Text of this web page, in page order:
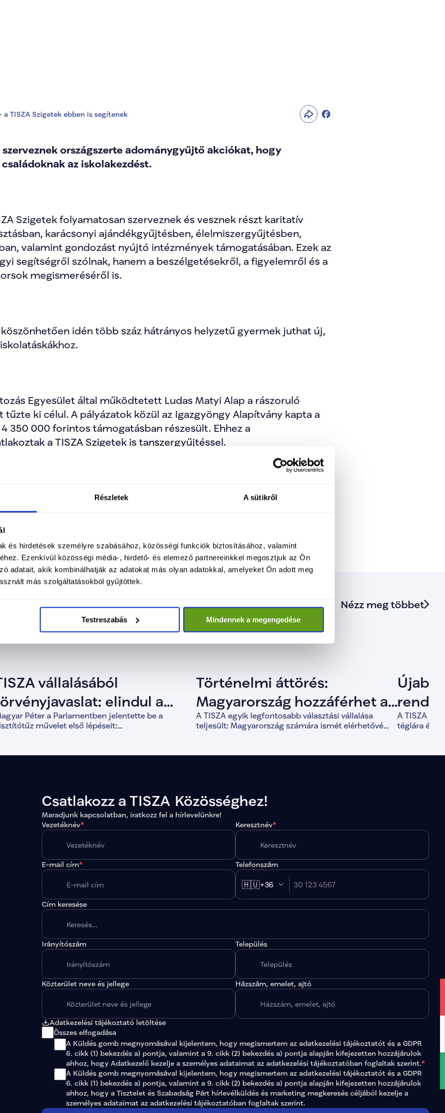
Részletek A sütikről
és hirdetések személyre szabásához, közösségi funkciók biztosításához, valamint
Ezenkívül közösségi média-, hirdető- és elemező partnereinkkel megosztjuk az Ön
adatait, akik kombinálhatják az adatokat más olyan adatokkal, amelyeket Ön adott meg
más szolgáltatásokból gyűjtöttek.
Testreszabás Mindennek a megengedése
TISZA Szigetek ebben is segítenek
szerveznek országszerte adománygyűjtő akciókat, hogy
az iskolakezdést.
Szigetek folyamatosan szerveznek és vesznek részt karitatív
karácsonyi ajándékgyűjtésben, élelmiszergyűjtésben,
valamint gondozást nyújtó intézmények támogatásában. Ezek az
segítségről szólnak, hanem a beszélgetésekről, a figyelemről és a
megismeréséről is.
idén több száz hátrányos helyzetű gyermek juthat új,
Egyesület által működtetett Ludas Matyi Alap a rászoruló
tűzte ki célul. A pályázatok közül az Igazgyöngy Alapítvány kapta a
350 000 forintos támogatásban részesült. Ehhez a
a TISZA Szigetek is tanszergyűjtéssel.
a kezdeményezéshez és tanszeradományt felajánlani, keressék
eső Tisza Szigetet. Minden adomány számít, és minden mosoly
jobb egy szolidáris országban élni.
Nézz meg többet
vállalásából
elindul a
művelet
Péter a Parlamentben jelentette be a
művelet első lépéseit:
Történelmi áttörés:
Magyarország hozzáférhet a
befagyasztott uniós
A TISZA egyik legfontosabb választási vállalása
teljesült: Magyarország számára ismét elérhetővé
évek alatt sem tudott felszabadítani.
Újabb
első
A TISZA
téglára épít
Csatlakozz a TISZA Közösséghez!
Maradjunk kapcsolatban, iratkozz fel a hírlevelünkre!
Vezetéknév* Keresztnév*
E-mail cím* Telefonszám
🇭🇺+36
Cím keresése
Irányítószám Település
Közterület neve és jellege Házszám, emelet, ajtó
Adatkezelési tájékoztató letöltése
Összes elfogadása
A Küldés gomb megnyomásával kijelentem, hogy megismertem az adatkezelési tájékoztatót és a GDPR
6. cikk (1) bekezdés a) pontja, valamint a 9. cikk (2) bekezdés a) pontja alapján kifejezetten hozzájárulok
ahhoz, hogy Adatkezelő kezelje a személyes adataimat az adatkezelési tájékoztatóban foglaltak szerint.*
A Küldés gomb megnyomásával kijelentem, hogy megismertem az adatkezelési tájékoztatót és a GDPR
6. cikk (1) bekezdés a) pontja, valamint a 9. cikk (2) bekezdés a) pontja alapján kifejezetten hozzájárulok
ahhoz, hogy a Tisztelet és Szabadság Párt hírlevélküldés és marketing megkeresés céljából kezelje a
személyes adataimat az adatkezelési tájékoztatóban foglaltak szerint.